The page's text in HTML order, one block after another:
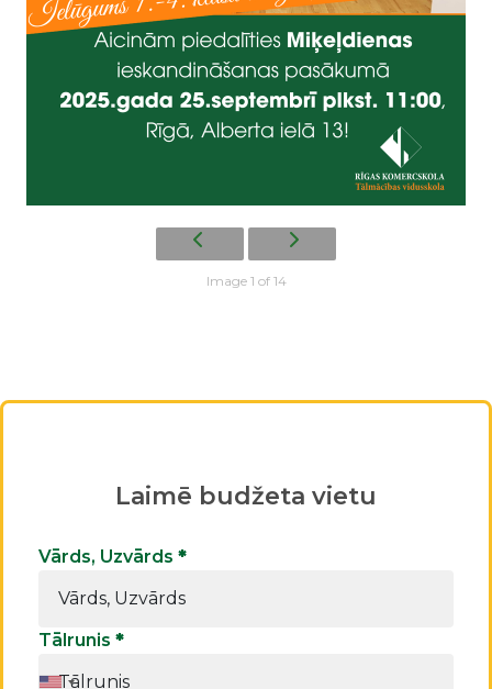
Image 1 of 14
Laimē budžeta vietu
Vārds, Uzvārds *
Tālrunis *